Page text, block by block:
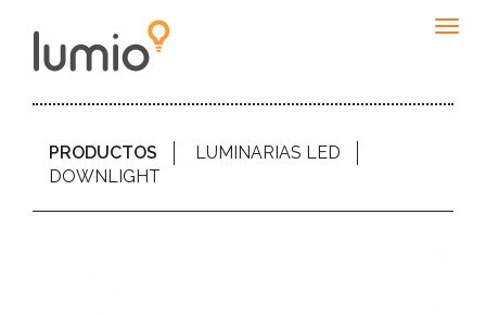
PRODUCTOS
LUMINARIAS LED
DOWNLIGHT